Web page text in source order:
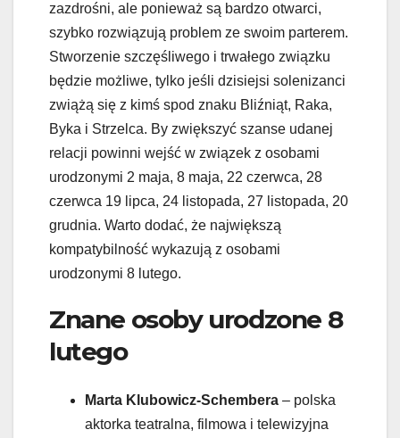
zazdrośni, ale ponieważ są bardzo otwarci,
szybko rozwiązują problem ze swoim parterem.
Stworzenie szczęśliwego i trwałego związku
będzie możliwe, tylko jeśli dzisiejsi solenizanci
zwiążą się z kimś spod znaku Bliźniąt, Raka,
Byka i Strzelca. By zwiększyć szanse udanej
relacji powinni wejść w związek z osobami
urodzonymi 2 maja, 8 maja, 22 czerwca, 28
czerwca 19 lipca, 24 listopada, 27 listopada, 20
grudnia. Warto dodać, że największą
kompatybilność wykazują z osobami
urodzonymi 8 lutego.
Znane osoby urodzone 8
lutego
Marta Klubowicz-Schembera – polska
aktorka teatralna, filmowa i telewizyjna